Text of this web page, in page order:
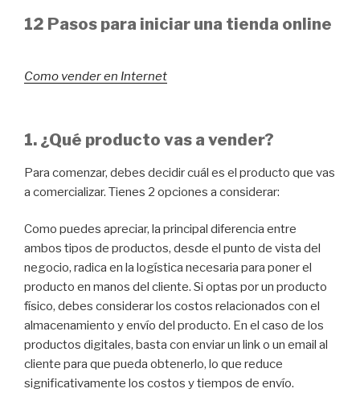
12 Pasos para iniciar una tienda online
Como vender en Internet
1. ¿Qué producto vas a vender?
Para comenzar, debes decidir cuál es el producto que vas
a comercializar. Tienes 2 opciones a considerar:
Como puedes apreciar, la principal diferencia entre
ambos tipos de productos, desde el punto de vista del
negocio, radica en la logística necesaria para poner el
producto en manos del cliente. Si optas por un producto
físico, debes considerar los costos relacionados con el
almacenamiento y envío del producto. En el caso de los
productos digitales, basta con enviar un link o un email al
cliente para que pueda obtenerlo, lo que reduce
significativamente los costos y tiempos de envío.